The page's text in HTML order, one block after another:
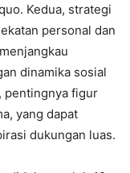
Kedua, strategi
personal dan
dinamika sosial
pentingnya figur
yang dapat
dukungan luas.